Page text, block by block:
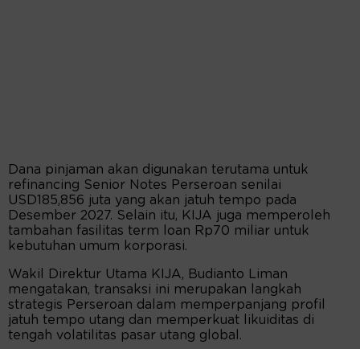
Dana pinjaman akan digunakan terutama untuk
refinancing Senior Notes Perseroan senilai
USD185,856 juta yang akan jatuh tempo pada
Desember 2027. Selain itu, KIJA juga memperoleh
tambahan fasilitas term loan Rp70 miliar untuk
kebutuhan umum korporasi.
Wakil Direktur Utama KIJA, Budianto Liman
mengatakan, transaksi ini merupakan langkah
strategis Perseroan dalam memperpanjang profil
jatuh tempo utang dan memperkuat likuiditas di
tengah volatilitas pasar utang global.